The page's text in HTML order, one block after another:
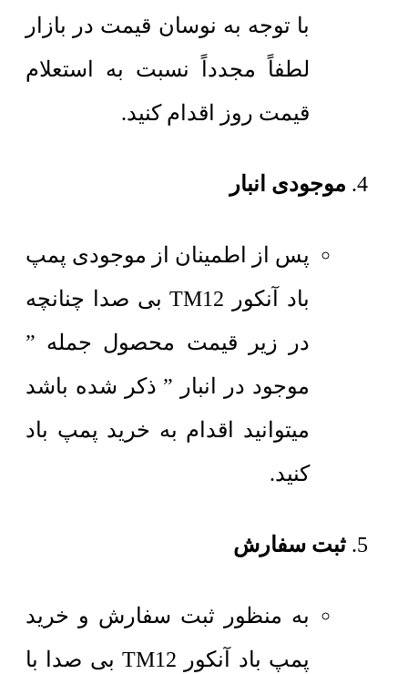
با توجه به نوسان قیمت در بازار
لطفاً مجدداً نسبت به استعلام
قیمت روز اقدام کنید.
موجودی انبار
پس از اطمینان از موجودی پمپ
باد آنکور TM12 بی صدا چنانچه
در زیر قیمت محصول جمله ”
موجود در انبار ” ذکر شده باشد
میتوانید اقدام به خرید پمپ باد
کنید.
ثبت سفارش
به منظور ثبت سفارش و خرید
پمپ باد آنکور TM12 بی صدا با